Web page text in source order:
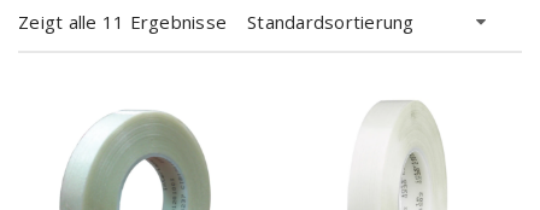
Zeigt alle 11 Ergebnisse Standardsortierung